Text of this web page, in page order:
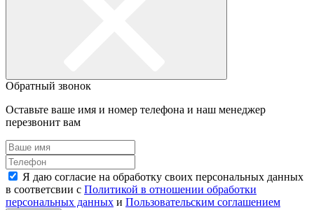
Обратный звонок
Оставьте ваше имя и номер телефона и наш менеджер
перезвонит вам
Я даю согласие на обработку своих персональных данных
в соответсвии с Политикой в отношении обработки
персональных данных и Пользовательским соглашением